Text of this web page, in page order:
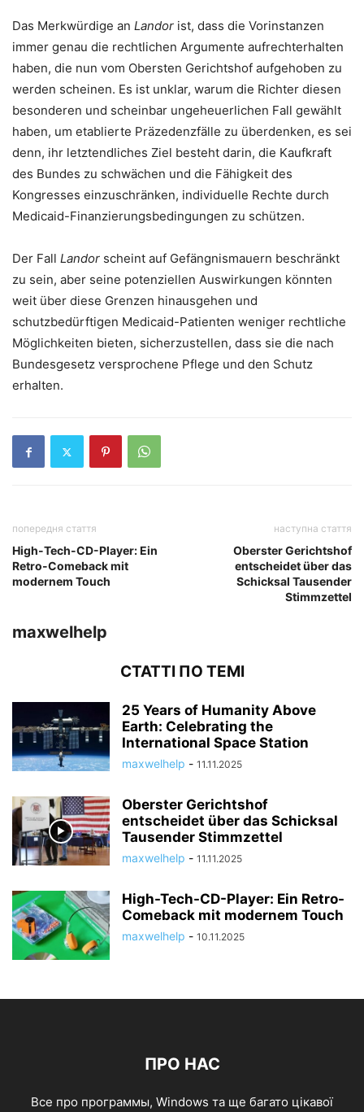
Das Merkwürdige an Landor ist, dass die Vorinstanzen
immer genau die rechtlichen Argumente aufrechterhalten
haben, die nun vom Obersten Gerichtshof aufgehoben zu
werden scheinen. Es ist unklar, warum die Richter diesen
besonderen und scheinbar ungeheuerlichen Fall gewählt
haben, um etablierte Präzedenzfälle zu überdenken, es sei
denn, ihr letztendliches Ziel besteht darin, die Kaufkraft
des Bundes zu schwächen und die Fähigkeit des
Kongresses einzuschränken, individuelle Rechte durch
Medicaid-Finanzierungsbedingungen zu schützen.
Der Fall Landor scheint auf Gefängnismauern beschränkt
zu sein, aber seine potenziellen Auswirkungen könnten
weit über diese Grenzen hinausgehen und
schutzbedürftigen Medicaid-Patienten weniger rechtliche
Möglichkeiten bieten, sicherzustellen, dass sie die nach
Bundesgesetz versprochene Pflege und den Schutz
erhalten.
попередня стаття
High-Tech-CD-Player: Ein
Retro-Comeback mit
modernem Touch
наступна стаття
Oberster Gerichtshof
entscheidet über das
Schicksal Tausender
Stimmzettel
maxwelhelp
СТАТТІ ПО ТЕМІ
25 Years of Humanity Above
Earth: Celebrating the
International Space Station
maxwelhelp - 11.11.2025
Oberster Gerichtshof
entscheidet über das Schicksal
Tausender Stimmzettel
maxwelhelp - 11.11.2025
High-Tech-CD-Player: Ein Retro-
Comeback mit modernem Touch
maxwelhelp - 10.11.2025
ПРО НАС
Все про программы, Windows та ще багато цікавої